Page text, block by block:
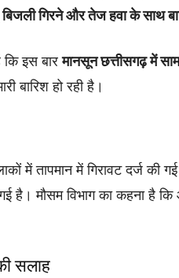
गिरने और तेज हवा के साथ
कि इस बारमानसून छत्तीसगढ़ में
बारिश हो रही है।
में तापमान में गिरावट दर्ज की
है। मौसम विभाग का कहना है
सलाह